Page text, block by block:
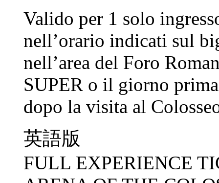
Valido per 1 solo
nell’orario indicati sul
nell’area del Foro
SUPER o il giorno
dopo la visita al
英語版
FULL EXPERIENCE